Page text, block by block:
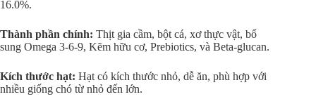
16.0%.
Thành phần chính: Thịt gia cầm, bột cá, xơ thực vật, bổ
sung Omega 3-6-9, Kẽm hữu cơ, Prebiotics, và Beta-glucan.
Kích thước hạt: Hạt có kích thước nhỏ, dễ ăn, phù hợp với
nhiều giống chó từ nhỏ đến lớn.